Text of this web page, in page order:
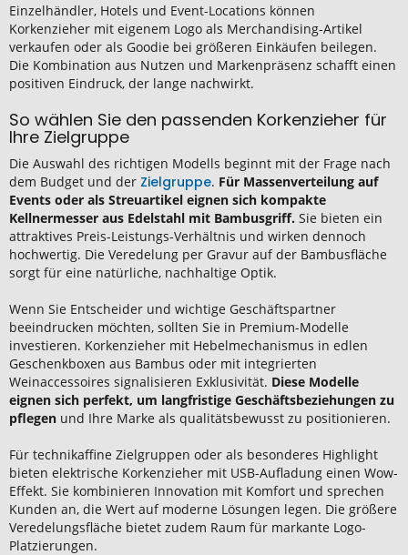
Einzelhändler, Hotels und Event-Locations können
Korkenzieher mit eigenem Logo als Merchandising-Artikel
verkaufen oder als Goodie bei größeren Einkäufen beilegen.
Die Kombination aus Nutzen und Markenpräsenz schafft einen
positiven Eindruck, der lange nachwirkt.
So wählen Sie den passenden Korkenzieher für
Ihre Zielgruppe
Die Auswahl des richtigen Modells beginnt mit der Frage nach
dem Budget und der Zielgruppe. Für Massenverteilung auf
Events oder als Streuartikel eignen sich kompakte
Kellnermesser aus Edelstahl mit Bambusgriff. Sie bieten ein
attraktives Preis-Leistungs-Verhältnis und wirken dennoch
hochwertig. Die Veredelung per Gravur auf der Bambusfläche
sorgt für eine natürliche, nachhaltige Optik.
Wenn Sie Entscheider und wichtige Geschäftspartner
beeindrucken möchten, sollten Sie in Premium-Modelle
investieren. Korkenzieher mit Hebelmechanismus in edlen
Geschenkboxen aus Bambus oder mit integrierten
Weinaccessoires signalisieren Exklusivität. Diese Modelle
eignen sich perfekt, um langfristige Geschäftsbeziehungen zu
pflegen und Ihre Marke als qualitätsbewusst zu positionieren.
Für technikaffine Zielgruppen oder als besonderes Highlight
bieten elektrische Korkenzieher mit USB-Aufladung einen Wow-
Effekt. Sie kombinieren Innovation mit Komfort und sprechen
Kunden an, die Wert auf moderne Lösungen legen. Die größere
Veredelungsfläche bietet zudem Raum für markante Logo-
Platzierungen.